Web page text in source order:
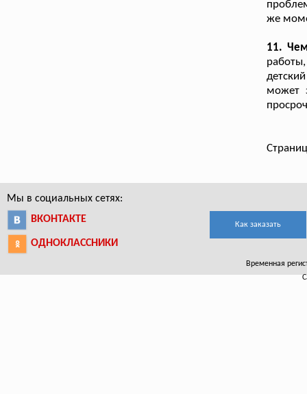
же
11. Чем
может
Мы в социальных сетях:
ВКОНТАКТЕ
ОДНОКЛАССНИКИ
Как заказать
Временная